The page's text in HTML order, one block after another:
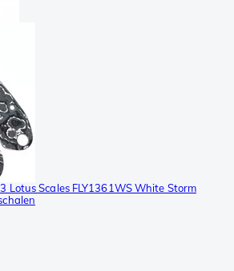
Lotus Scales FLY1361WS White Storm